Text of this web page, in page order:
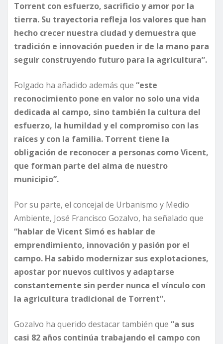
Torrent con esfuerzo, sacrificio y amor por la
tierra. Su trayectoria refleja los valores que han
hecho crecer nuestra ciudad y demuestra que
tradición e innovación pueden ir de la mano para
seguir construyendo futuro para la agricultura”.
Folgado ha añadido además que “este
reconocimiento pone en valor no solo una vida
dedicada al campo, sino también la cultura del
esfuerzo, la humildad y el compromiso con las
raíces y con la familia. Torrent tiene la
obligación de reconocer a personas como Vicent,
que forman parte del alma de nuestro
municipio”.
Por su parte, el concejal de Urbanismo y Medio
Ambiente, José Francisco Gozalvo, ha señalado que
“hablar de Vicent Simó es hablar de
emprendimiento, innovación y pasión por el
campo. Ha sabido modernizar sus explotaciones,
apostar por nuevos cultivos y adaptarse
constantemente sin perder nunca el vínculo con
la agricultura tradicional de Torrent”.
Gozalvo ha querido destacar también que “a sus
casi 82 años continúa trabajando el campo con